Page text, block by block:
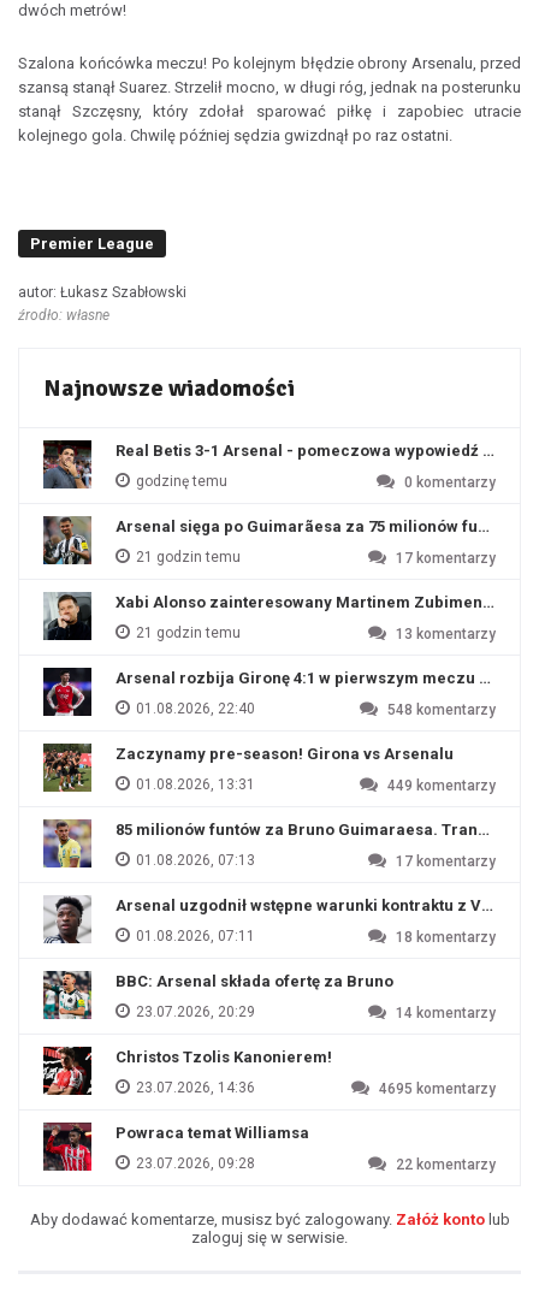
dwóch metrów!
Szalona końcówka meczu! Po kolejnym błędzie obrony Arsenalu, przed
szansą stanął Suarez. Strzelił mocno, w długi róg, jednak na posterunku
stanął Szczęsny, który zdołał sparować piłkę i zapobiec utracie
kolejnego gola. Chwilę później sędzia gwizdnął po raz ostatni.
Premier League
autor: Łukasz Szabłowski
źrodło: własne
Najnowsze wiadomości
Real Betis 3-1 Arsenal - pomeczowa wypowiedź Artety
godzinę temu 0 komentarzy
Arsenal sięga po Guimarãesa za 75 milionów funtów
21 godzin temu 17 komentarzy
Xabi Alonso zainteresowany Martinem Zubimendim
21 godzin temu 13 komentarzy
Arsenal rozbija Gironę 4:1 w pierwszym meczu
01.08.2026, 22:40 548 komentarzy
Zaczynamy pre-season! Girona vs Arsenalu
01.08.2026, 13:31 449 komentarzy
85 milionów funtów za Bruno Guimaraesa. Transfer
01.08.2026, 07:13 17 komentarzy
Arsenal uzgodnił wstępne warunki kontraktu z
01.08.2026, 07:11 18 komentarzy
BBC: Arsenal składa ofertę za Bruno
23.07.2026, 20:29 14 komentarzy
Christos Tzolis Kanonierem!
23.07.2026, 14:36 4695 komentarzy
Powraca temat Williamsa
23.07.2026, 09:28 22 komentarzy
Aby dodawać komentarze, musisz być zalogowany. Załóż kontolub
zaloguj się w serwisie.